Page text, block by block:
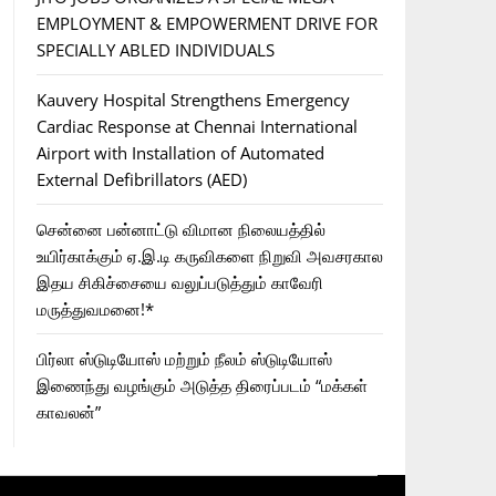
EMPLOYMENT & EMPOWERMENT DRIVE FOR
SPECIALLY ABLED INDIVIDUALS
Kauvery Hospital Strengthens Emergency
Cardiac Response at Chennai International
Airport with Installation of Automated
External Defibrillators (AED)
சென்னை பன்னாட்டு விமான நிலையத்தில்
உயிர்காக்கும் ஏ.இ.டி கருவிகளை நிறுவி அவசரகால
இதய சிகிச்சையை வலுப்படுத்தும் காவேரி
மருத்துவமனை!*
பிர்லா ஸ்டுடியோஸ் மற்றும் நீலம் ஸ்டுடியோஸ்
இணைந்து வழங்கும் அடுத்த திரைப்படம் “மக்கள்
காவலன்”